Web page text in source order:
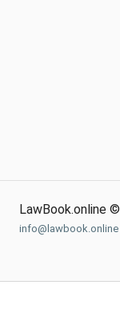
LawBook.online ©
info@lawbook.online